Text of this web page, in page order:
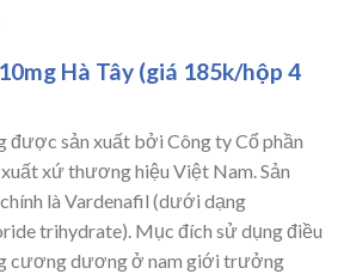
Hà Tây (giá 185k/hộp 4
được sản xuất bởi Công ty Cổ phần
xứ thương hiệu Việt Nam. Sản
là Vardenafil (dưới dạng
trihydrate). Mục đích sử dụng điều
cương dương ở nam giới trưởng